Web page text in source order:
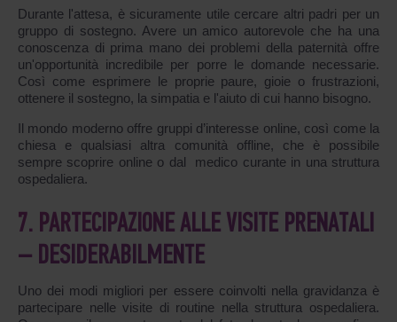
Durante l'attesa, è sicuramente utile cercare altri padri per un
gruppo di sostegno. Avere un amico autorevole che ha una
conoscenza di prima mano dei problemi della paternità offre
un'opportunità incredibile per porre le domande necessarie.
Così come esprimere le proprie paure, gioie o frustrazioni,
ottenere il sostegno, la simpatia e l'aiuto di cui hanno bisogno.
Il mondo moderno offre gruppi d’interesse online, così come la
chiesa e qualsiasi altra comunità offline, che è possibile
sempre scoprire online o dal medico curante in una struttura
ospedaliera.
7. PARTECIPAZIONE ALLE VISITE PRENATALI
– DESIDERABILMENTE
Uno dei modi migliori per essere coinvolti nella gravidanza è
partecipare nelle visite di routine nella struttura ospedaliera.